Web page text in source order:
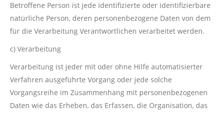
Betroffene Person ist jede identifizierte oder identifizierbare
natürliche Person, deren personenbezogene Daten von dem
für die Verarbeitung Verantwortlichen verarbeitet werden.
c) Verarbeitung
Verarbeitung ist jeder mit oder ohne Hilfe automatisierter
Verfahren ausgeführte Vorgang oder jede solche
Vorgangsreihe im Zusammenhang mit personenbezogenen
Daten wie das Erheben, das Erfassen, die Organisation, das